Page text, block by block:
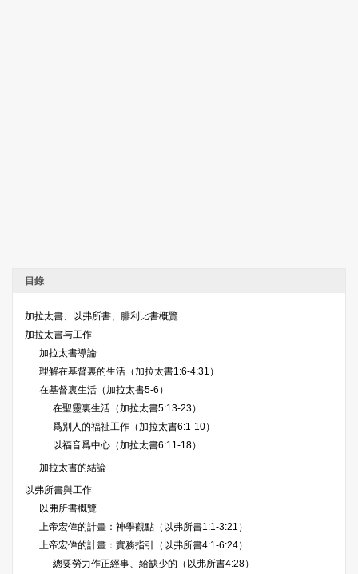
目錄
加拉太書、以弗所書、腓利比書概覽
加拉太書与工作
加拉太書導論
理解在基督裏的生活（加拉太書1:6-4:31）
在基督裏生活（加拉太書5-6）
在聖靈裏生活（加拉太書5:13-23）
爲別人的福祉工作（加拉太書6:1-10）
以福音爲中心（加拉太書6:11-18）
加拉太書的結論
以弗所書與工作
以弗所書概覽
上帝宏偉的計畫：神學觀點（以弗所書1:1-3:21）
上帝宏偉的計畫：實務指引（以弗所書4:1-6:24）
總要勞力作正經事、給缺少的（以弗所書4:28）